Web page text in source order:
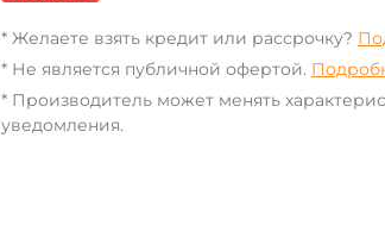
* Желаете взять кредит или рассрочку?
* Не является публичной офертой.
* Производитель может менять
уведомления.